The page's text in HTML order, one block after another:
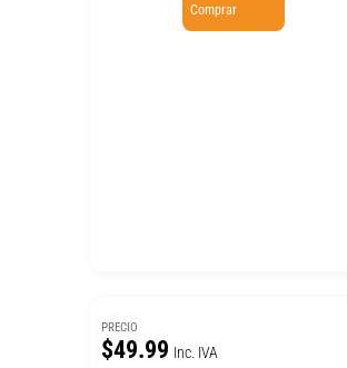
Comprar
PRECIO
$49.99 Inc. IVA